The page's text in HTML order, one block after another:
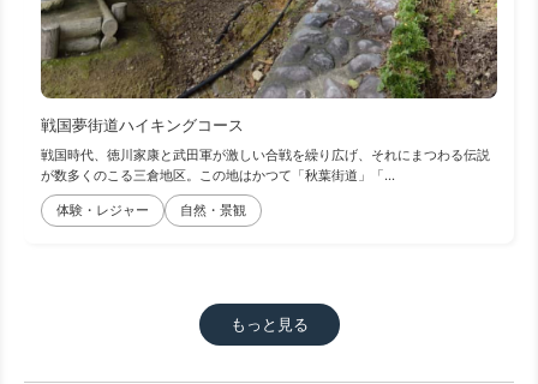
戦国夢街道ハイキングコース
戦国時代、徳川家康と武田軍が激しい合戦を繰り広げ、それにまつわる伝説
が数多くのこる三倉地区。この地はかつて「秋葉街道」「...
体験・レジャー 自然・景観
もっと見る